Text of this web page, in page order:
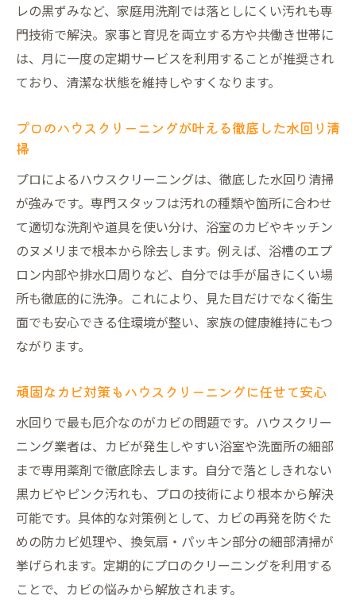
女性にも安心なハウスクリーニングサービ
スの魅力
水回りクリーニングの仕上がりと満足度の
違い
頑固なカビもハウスクリーニングの技術で
プロが水回りの汚れを徹底除去する清掃術
ハウスクリーニングで浴室やキッチンもピ
カピカに
専門技術による水回りのカビ対策の実際
汚れやすい箇所もハウスクリーニングで安
心清掃
家事負担を減らす水回りクリーニング活用術
グの工夫
ハウスクリーニングを賢く活用して時短を
実現
水回り清掃のプロ依頼で心のゆとりも生ま
れる
セット利用でお得なハウスクリーニング活
用法
子育て世代に嬉しい時短ハウスクリーニン
グ術
レの黒ずみなど、家庭用洗剤では落としにくい汚れも専
門技術で解決。家事と育児を両立する方や共働き世帯に
は、月に一度の定期サービスを利用することが推奨され
ており、清潔な状態を維持しやすくなります。
プロのハウスクリーニングが叶える徹底した水回り清
掃
プロによるハウスクリーニングは、徹底した水回り清掃
が強みです。専門スタッフは汚れの種類や箇所に合わせ
て適切な洗剤や道具を使い分け、浴室のカビやキッチン
のヌメリまで根本から除去します。例えば、浴槽のエプ
ロン内部や排水口周りなど、自分では手が届きにくい場
所も徹底的に洗浄。これにより、見た目だけでなく衛生
面でも安心できる住環境が整い、家族の健康維持にもつ
ながります。
頑固なカビ対策もハウスクリーニングに任せて安心
水回りで最も厄介なのがカビの問題です。ハウスクリー
ニング業者は、カビが発生しやすい浴室や洗面所の細部
まで専用薬剤で徹底除去します。自分で落としきれない
黒カビやピンク汚れも、プロの技術により根本から解決
可能です。具体的な対策例として、カビの再発を防ぐた
めの防カビ処理や、換気扇・パッキン部分の細部清掃が
挙げられます。定期的にプロのクリーニングを利用する
ことで、カビの悩みから解放されます。